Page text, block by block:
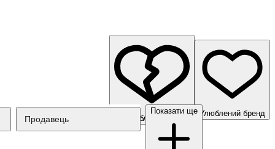
Улюблений бренд
Неулюблений бренд
Продавець
Показати ще